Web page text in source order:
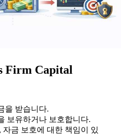
Firm Capital
을 받습니다.
보유하거나 보호합니다.
자금 보호에 대한 책임이 있